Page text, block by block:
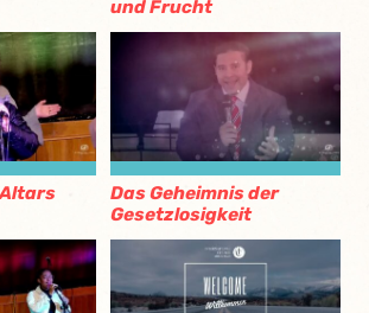
und Frucht
Das Geheimnis der
Gesetzlosigkeit